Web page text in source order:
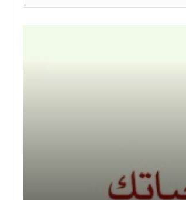
موقع حكم وامثال وكلام جميل صور حكم